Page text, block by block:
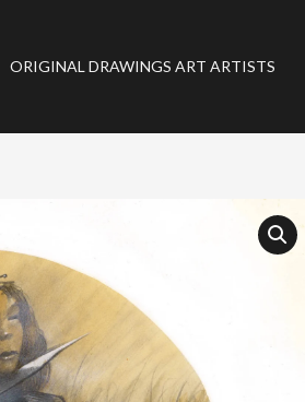
ORIGINAL DRAWINGS ART ARTISTS